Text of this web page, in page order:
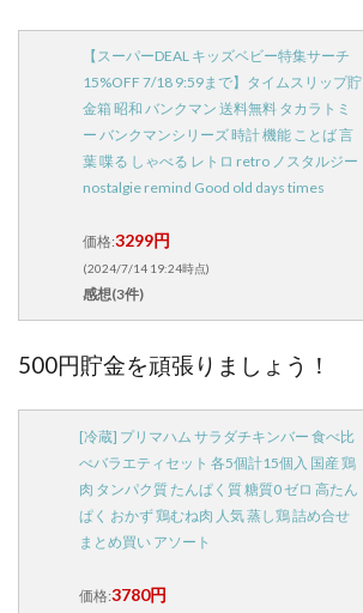
【スーパーDEAL キッズベビー特集サーチ
15%OFF 7/18 9:59まで】タイムスリップ貯
金箱 昭和 バンクマン 送料無料 タカラトミ
ー バンクマンシリーズ 時計 機能 ことば 言
葉 喋る しゃべる レトロ retro ノスタルジー
nostalgie remind Good old days times
価格:3299円
(2024/7/14 19:24時点)
感想(3件)
500円貯金を頑張りましょう！
[冷蔵] プリマハム サラダチキンバー 食べ比
べバラエティセット 各5個計15個入 国産 鶏
肉 タンパク質 たんぱく質 糖質0 ゼロ 高たん
ぱく おかず 鶏むね肉 人気 蒸し鶏 詰め合せ
まとめ買い アソート
価格:3780円